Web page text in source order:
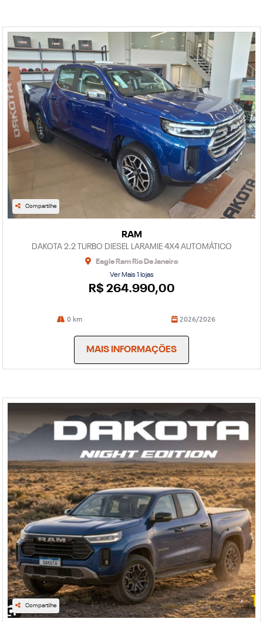
Compartilhe
RAM
DAKOTA 2.2 TURBO DIESEL LARAMIE 4X4 AUTOMÁTICO
Eagle Ram Rio De Janeiro
Ver Mais 1 lojas
R$ 264.990,00
0 km 2026/2026
MAIS INFORMAÇÕES
Compartilhe